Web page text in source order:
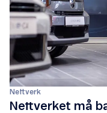
Nettverk
Nettverket må